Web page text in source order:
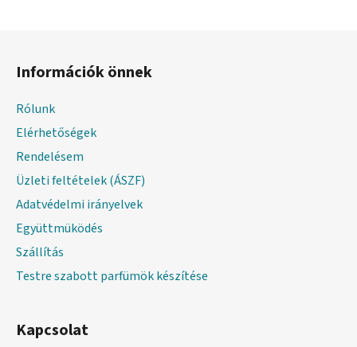
Információk önnek
Rólunk
Elérhetőségek
Rendelésem
Üzleti feltételek (ÁSZF)
Adatvédelmi irányelvek
Együttmüködés
Szállítás
Testre szabott parfümök készítése
Kapcsolat